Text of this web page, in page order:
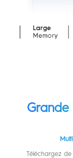
Téléchargez